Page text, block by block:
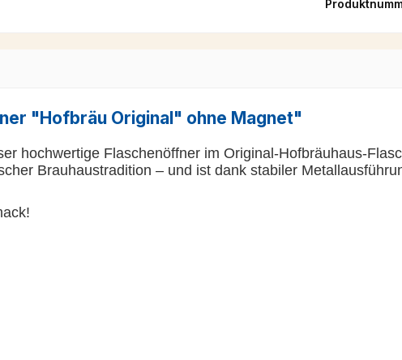
"Hofbräu Original" ohne Magnet"
hochwertige Flaschenöffner im Original-Hofbräuhaus-
Brauhaustradition – und ist dank stabiler